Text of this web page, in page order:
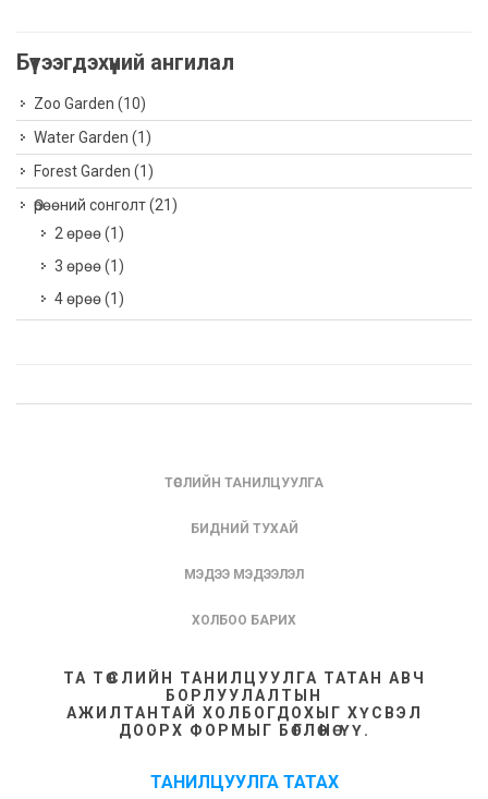
Бүтээгдэхүүний ангилал
Zoo Garden (10)
Water Garden (1)
Forest Garden (1)
Өрөөний сонголт(21)
2 өрөө(1)
3 өрөө(1)
4 өрөө(1)
ТӨСЛИЙН ТАНИЛЦУУЛГА
БИДНИЙ ТУХАЙ
МЭДЭЭ МЭДЭЭЛЭЛ
ХОЛБОО БАРИХ
ТА ТӨСЛИЙН ТАНИЛЦУУЛГА ТАТАН АВЧ
БОРЛУУЛАЛТЫН
АЖИЛТАНТАЙ ХОЛБОГДОХЫГ ХҮСВЭЛ
ДООРХ ФОРМЫГ БӨГЛӨНӨ ҮҮ.
ТАНИЛЦУУЛГА ТАТАХ